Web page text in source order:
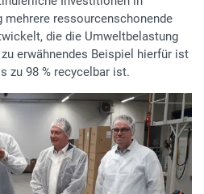
mehrere ressourcenschonende
die die Umweltbelastung
erwähnendes Beispiel hierfür ist
zu 98 % recycelbar ist.